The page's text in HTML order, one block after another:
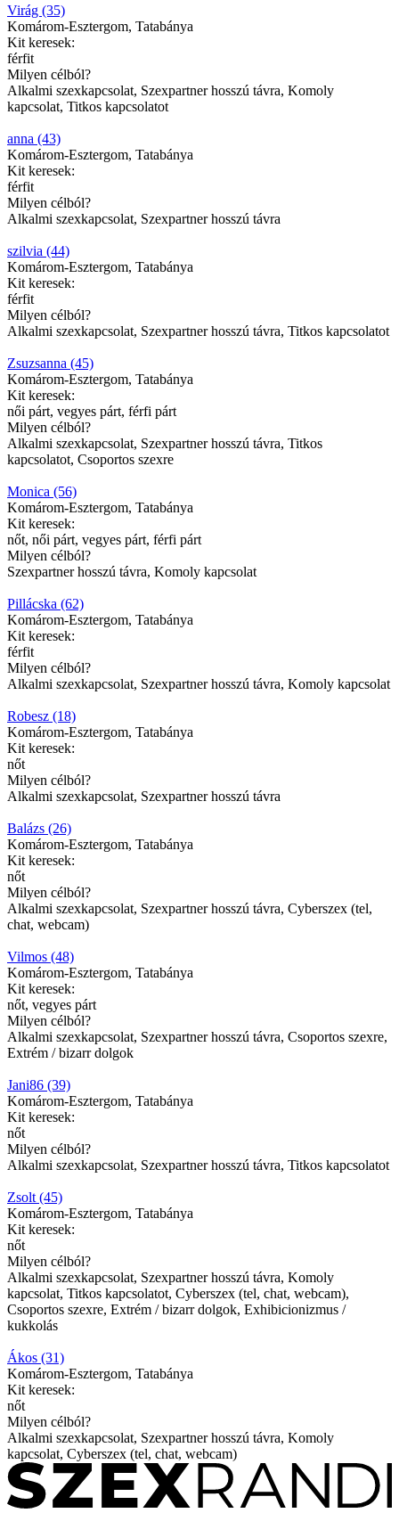
Virág (35)
Komárom-Esztergom, Tatabánya
Kit keresek:
férfit
Milyen célból?
Alkalmi szexkapcsolat, Szexpartner hosszú távra, Komoly
kapcsolat, Titkos kapcsolatot
anna (43)
Komárom-Esztergom, Tatabánya
Kit keresek:
férfit
Milyen célból?
Alkalmi szexkapcsolat, Szexpartner hosszú távra
szilvia (44)
Komárom-Esztergom, Tatabánya
Kit keresek:
férfit
Milyen célból?
Alkalmi szexkapcsolat, Szexpartner hosszú távra, Titkos kapcsolatot
Zsuzsanna (45)
Komárom-Esztergom, Tatabánya
Kit keresek:
női párt, vegyes párt, férfi párt
Milyen célból?
Alkalmi szexkapcsolat, Szexpartner hosszú távra, Titkos
kapcsolatot, Csoportos szexre
Monica (56)
Komárom-Esztergom, Tatabánya
Kit keresek:
nőt, női párt, vegyes párt, férfi párt
Milyen célból?
Szexpartner hosszú távra, Komoly kapcsolat
Pillácska (62)
Komárom-Esztergom, Tatabánya
Kit keresek:
férfit
Milyen célból?
Alkalmi szexkapcsolat, Szexpartner hosszú távra, Komoly kapcsolat
Robesz (18)
Komárom-Esztergom, Tatabánya
Kit keresek:
nőt
Milyen célból?
Alkalmi szexkapcsolat, Szexpartner hosszú távra
Balázs (26)
Komárom-Esztergom, Tatabánya
Kit keresek:
nőt
Milyen célból?
Alkalmi szexkapcsolat, Szexpartner hosszú távra, Cyberszex (tel,
chat, webcam)
Vilmos (48)
Komárom-Esztergom, Tatabánya
Kit keresek:
nőt, vegyes párt
Milyen célból?
Alkalmi szexkapcsolat, Szexpartner hosszú távra, Csoportos szexre,
Extrém / bizarr dolgok
Jani86 (39)
Komárom-Esztergom, Tatabánya
Kit keresek:
nőt
Milyen célból?
Alkalmi szexkapcsolat, Szexpartner hosszú távra, Titkos kapcsolatot
Zsolt (45)
Komárom-Esztergom, Tatabánya
Kit keresek:
nőt
Milyen célból?
Alkalmi szexkapcsolat, Szexpartner hosszú távra, Komoly
kapcsolat, Titkos kapcsolatot, Cyberszex (tel, chat, webcam),
Csoportos szexre, Extrém / bizarr dolgok, Exhibicionizmus /
kukkolás
Ákos (31)
Komárom-Esztergom, Tatabánya
Kit keresek:
nőt
Milyen célból?
Alkalmi szexkapcsolat, Szexpartner hosszú távra, Komoly
kapcsolat, Cyberszex (tel, chat, webcam)